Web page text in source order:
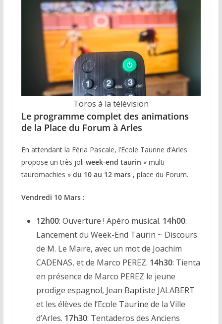
Toros à la télévision
Le programme complet des animations
de la Place du Forum à Arles
En attendant la Féria Pascale, l’Ecole Taurine d’Arles
propose un très joli week-end taurin « multi-
tauromachies » du 10 au 12 mars, place du Forum.
Vendredi 10 Mars:
12h00: Ouverture ! Apéro musical. 14h00:
Lancement du Week-End Taurin ~ Discours
de M. Le Maire, avec un mot de Joachim
CADENAS, et de Marco PEREZ. 14h30: Tienta
en présence de Marco PEREZ le jeune
prodige espagnol, Jean Baptiste JALABERT
et les élèves de l’Ecole Taurine de la Ville
d’Arles. 17h30: Tentaderos des Anciens